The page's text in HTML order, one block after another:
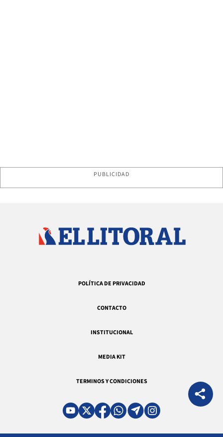
PUBLICIDAD
POLÍTICA DE PRIVACIDAD
CONTACTO
INSTITUCIONAL
MEDIA KIT
TERMINOS Y CONDICIONES